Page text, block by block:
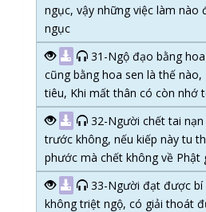
ngục, vậy những việc làm nào
ngục
31-Ngộ đạo bằng
cũng bằng hoa sen là thế nào,
tiêu, Khi mất thân có còn nhớ
32-Người chết tai
trước không, nếu kiếp này tu
phước mà chết không về Phật
33-Người đạt được
không triệt ngộ, có giải thoát